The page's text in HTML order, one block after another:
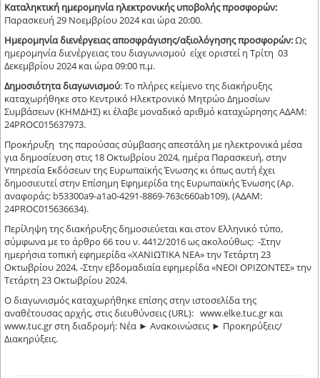
Καταληκτική ημερομηνία ηλεκτρονικής υποβολής προσφορών:
Παρασκευή 29 Νοεμβρίου 2024 και ώρα 20:00.
Ημερομηνία διενέργειας αποσφράγισης/αξιολόγησης προσφορών:Ως
ημερομηνία διενέργειας του διαγωνισμού είχε οριστεί η Τρίτη 03
Δεκεμβρίου 2024 και ώρα 09:00 π.μ.
Δημοσιότητα διαγωνισμού: Το πλήρες κείμενο της διακήρυξης
καταχωρήθηκε στο Κεντρικό Ηλεκτρονικό Μητρώο Δημοσίων
Συμβάσεων (ΚΗΜΔΗΣ) κι έλαβε μοναδικό αριθμό καταχώρησης ΑΔΑΜ:
24PROC015637973.
Προκήρυξη της παρούσας σύμβασης απεστάλη με ηλεκτρονικά μέσα
για δημοσίευση στις 18 Οκτωβρίου 2024, ημέρα Παρασκευή, στην
Υπηρεσία Εκδόσεων της Ευρωπαϊκής Ένωσης κι όπως αυτή έχει
δημοσιευτεί στην Επίσημη Εφημερίδα της Ευρωπαϊκής Ένωσης (Αρ.
αναφοράς: b53300a9-a1a0-4291-8869-763c660ab109), (ΑΔΑΜ:
24PROC015636634).
Περίληψη της διακήρυξης δημοσιεύεται και στον Ελληνικό τύπο,
σύμφωνα με το άρθρο 66 του ν. 4412/2016 ως ακολούθως: -Στην
ημερήσια τοπική εφημερίδα «ΧΑΝΙΩΤΙΚΑ ΝΕΑ» την Τετάρτη 23
Οκτωβρίου 2024, -Στην εβδομαδιαία εφημερίδα «ΝΕΟΙ ΟΡΙΖΟΝΤΕΣ» την
Τετάρτη 23 Οκτωβρίου 2024.
Ο διαγωνισμός καταχωρήθηκε επίσης στην ιστοσελίδα της
αναθέτουσας αρχής, στις διευθύνσεις (URL): www.elke.tuc.gr και
www.tuc.gr στη διαδρομή: Νέα ► Ανακοινώσεις ► Προκηρύξεις/
Διακηρύξεις.